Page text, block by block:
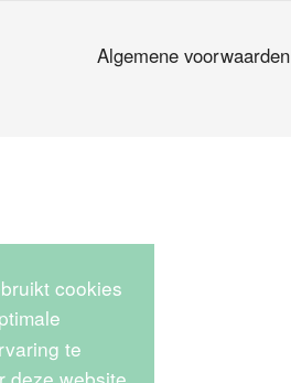
Algemene voorwaarden
cookies
te